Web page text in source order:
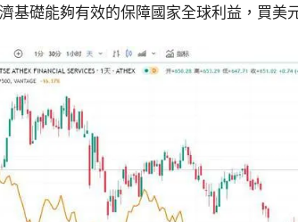
基礎能夠有效的保障國家全球利益，買美